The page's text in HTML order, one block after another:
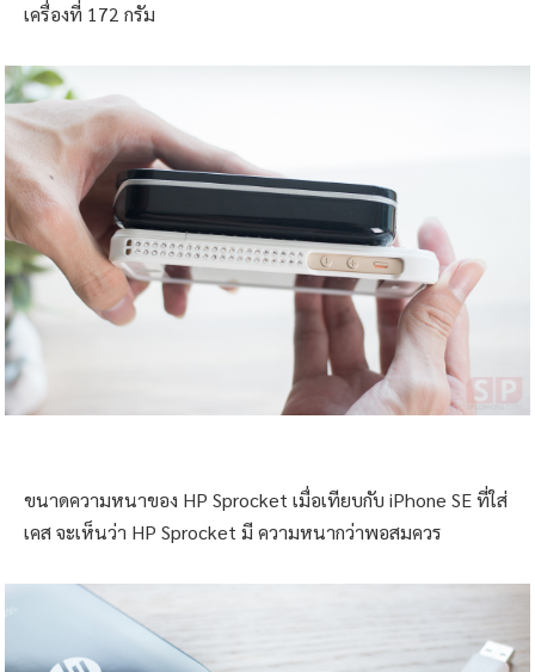
เครื่องที่ 172 กรัม
ขนาดความหนาของ HP Sprocket เมื่อเทียบกับ iPhone SE ที่ใส่
เคส จะเห็นว่า HP Sprocket มี ความหนากว่าพอสมควร